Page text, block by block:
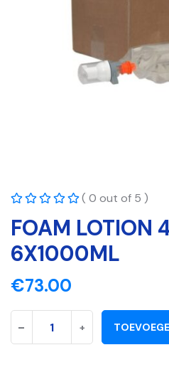
( 0 out of 5 )
FOAM LOTION
6X1000ML
€73.00
- +